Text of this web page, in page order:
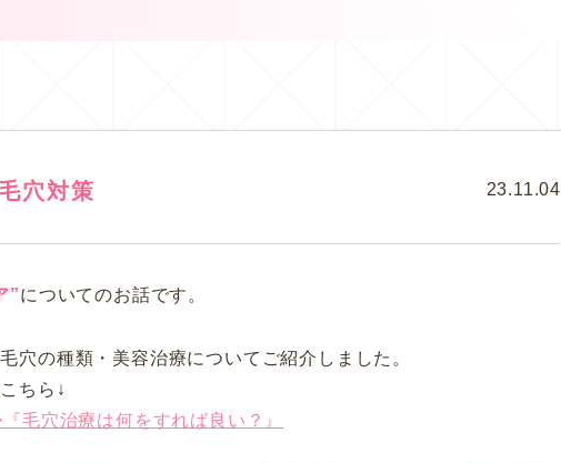
穴対策 23.11.04
”についてのお話です。
穴の種類・美容治療についてご紹介しました。
ちら↓
毛穴治療は何をすれば良い？』